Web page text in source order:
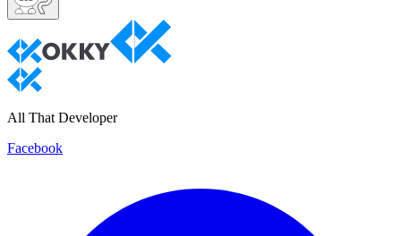
All That Developer
Facebook